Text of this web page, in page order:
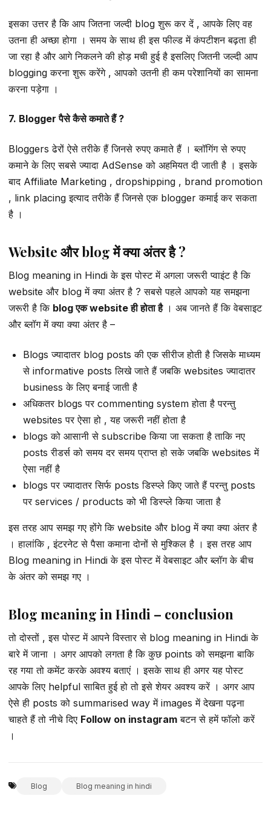
इसका उत्तर है कि आप जितना जल्दी blog शुरू कर दें , आपके लिए वह
उतना ही अच्छा होगा । समय के साथ ही इस फील्ड में कंपटीशन बढ़ता ही
जा रहा है और आगे निकलने की होड़ मची हुई है इसलिए जितनी जल्दी आप
blogging करना शुरू करेंगे , आपको उतनी ही कम परेशानियों का सामना
करना पड़ेगा ।
7. Blogger पैसे कैसे कमाते हैं ?
Bloggers ढेरों ऐसे तरीके हैं जिनसे रुपए कमाते हैं । ब्लॉगिंग से रुपए
कमाने के लिए सबसे ज्यादा AdSense को अहमियत दी जाती है । इसके
बाद Affiliate Marketing , dropshipping , brand promotion
, link placing इत्याद तरीके हैं जिनसे एक blogger कमाई कर सकता
है ।
Website और blog में क्या अंतर है ?
Blog meaning in Hindi के इस पोस्ट में अगला जरूरी प्वाइंट है कि
website और blog में क्या अंतर है ? सबसे पहले आपको यह समझना
जरूरी है कि blog एक website ही होता है। अब जानते हैं कि वेबसाइट
और ब्लॉग में क्या क्या अंतर है –
Blogs ज्यादातर blog posts की एक सीरीज होती है जिसके माध्यम
से informative posts लिखे जाते हैं जबकि websites ज्यादातर
business के लिए बनाई जाती है
अधिकतर blogs पर commenting system होता है परन्तु
websites पर ऐसा हो , यह जरूरी नहीं होता है
blogs को आसानी से subscribe किया जा सकता है ताकि नए
posts रीडर्स को समय दर समय प्राप्त हो सके जबकि websites में
ऐसा नहीं है
blogs पर ज्यादातर सिर्फ posts डिस्प्ले किए जाते हैं परन्तु posts
पर services / products को भी डिस्प्ले किया जाता है
इस तरह आप समझ गए होंगे कि website और blog में क्या क्या अंतर है
। हालांकि , इंटरनेट से पैसा कमाना दोनों से मुश्किल है । इस तरह आप
Blog meaning in Hindi के इस पोस्ट में वेबसाइट और ब्लॉग के बीच
के अंतर को समझ गए ।
Blog meaning in Hindi – conclusion
तो दोस्तों , इस पोस्ट में आपने विस्तार से blog meaning in Hindi के
बारे में जाना । अगर आपको लगता है कि कुछ points को समझना बाकि
रह गया तो कमेंट करके अवश्य बताएं । इसके साथ ही अगर यह पोस्ट
आपके लिए helpful साबित हुई हो तो इसे शेयर अवश्य करें । अगर आप
ऐसे ही posts को summarised way में images में देखना पढ़ना
चाहते हैं तो नीचे दिए Follow on instagram बटन से हमें फॉलो करें
।
Blog Blog meaning in hindi